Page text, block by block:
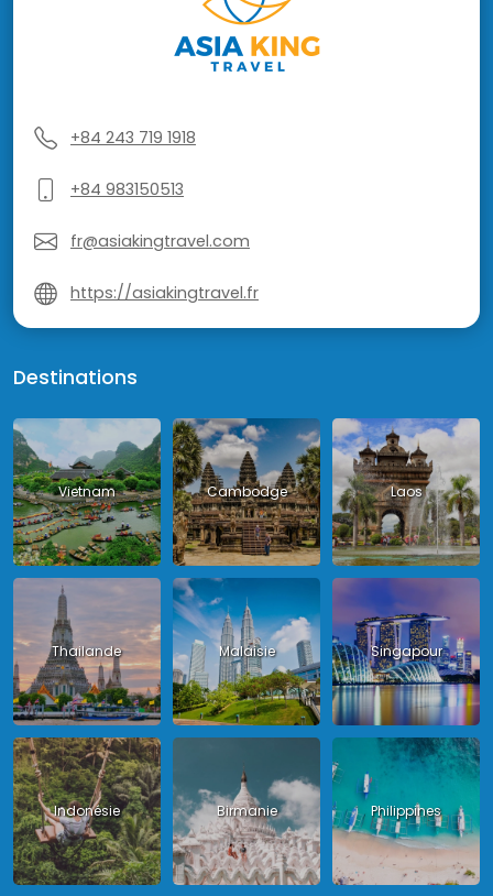
+84 243 719 1918
+84 983150513
fr@asiakingtravel.com
https://asiakingtravel.fr
Destinations
Vietnam Cambodge Laos
Thailande Malaisie Singapour
Indonésie Birmanie Philippines